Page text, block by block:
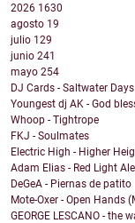
2026 1630
agosto 19
julio 129
junio 241
mayo 254
DJ Cards - Saltwater Days
Youngest dj AK - God
Whoop - Tightrope
FKJ - Soulmates
Electric High - Higher
Adam Elias - Red Light
DeGeA - Piernas de patito
Mote-Oxer - Open Hands
GEORGE LESCANO - the